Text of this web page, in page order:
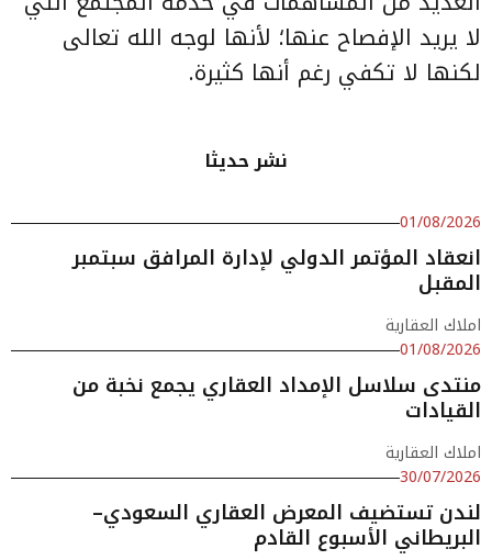
لا يريد الإفصاح عنها؛ لأنها لوجه الله تعالى
لكنها لا تكفي رغم أنها كثيرة.
نشر حديثا
01/08/2026
انعقاد المؤتمر الدولي لإدارة المرافق سبتمبر
المقبل
املاك العقارية
01/08/2026
منتدى سلاسل الإمداد العقاري يجمع نخبة من
القيادات
املاك العقارية
30/07/2026
لندن تستضيف المعرض العقاري السعودي–
البريطاني الأسبوع القادم